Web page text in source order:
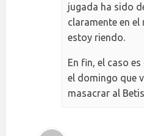
jugada ha sido
claramente en el
estoy riendo.
En fin, el caso
el domingo que
masacrar al